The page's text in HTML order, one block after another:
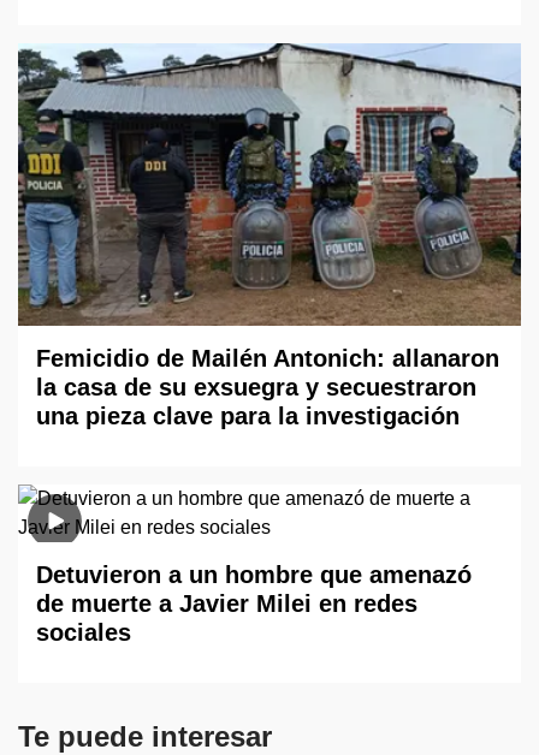
Femicidio de Mailén Antonich: allanaron
la casa de su exsuegra y secuestraron
una pieza clave para la investigación
Detuvieron a un hombre que amenazó
de muerte a Javier Milei en redes
sociales
Te puede interesar